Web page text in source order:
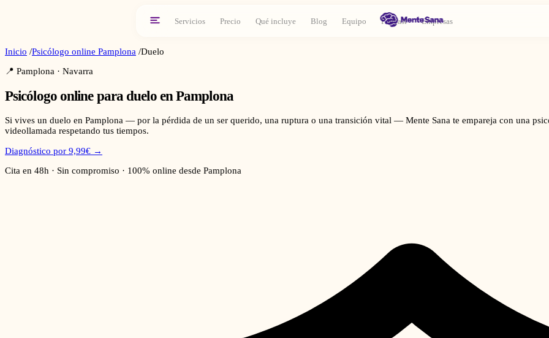
Servicios Precio Qué incluye Blog Equipo Podcast Empresas
Inicio /Psicólogo online Pamplona /Duelo
📍 Pamplona · Navarra
Psicólogo online para dueloenPamplona
Si vives un duelo en Pamplona — por la pérdida de un ser querido, una ruptura o una transición vital — Mente Sana te empareja con una
videollamada respetando tus tiempos.
Diagnóstico por 9,99€ →
Cita en 48h · Sin compromiso · 100% online desde Pamplona